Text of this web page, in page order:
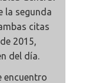
la segunda
citas
2015,
del día.
encuentro